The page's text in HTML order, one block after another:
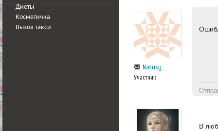
Диеты
Косметичка
Вызов такси
Natusy
Участник
В